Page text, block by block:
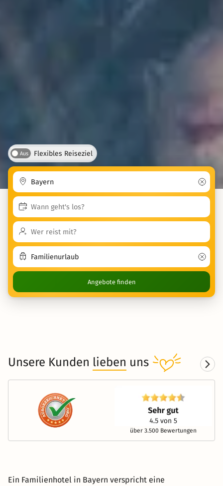
Aus Flexibles Reiseziel
Angebote finden
Unsere Kunden lieben uns
über 3.500 Bewertungen
Ein Familienhotel in Bayern verspricht eine